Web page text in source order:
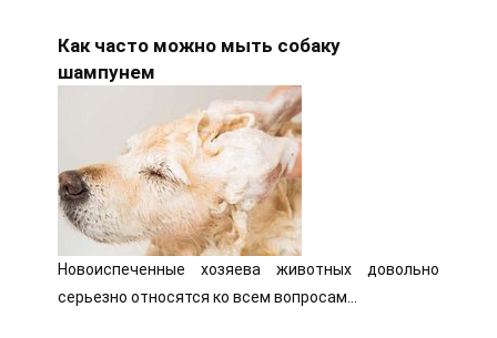
Как часто можно мыть собаку
шампунем
Новоиспеченные хозяева животных довольно
серьезно относятся ко всем вопросам…